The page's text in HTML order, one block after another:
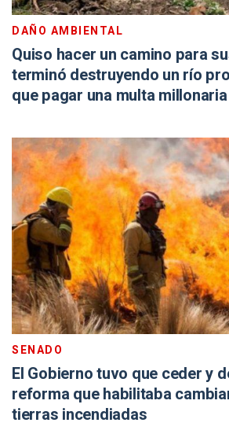
DAÑO AMBIENTAL
Quiso hacer un camino para
terminó destruyendo un río
que pagar una multa millonaria
SENADO
El Gobierno tuvo que ceder y
reforma que habilitaba
tierras incendiadas